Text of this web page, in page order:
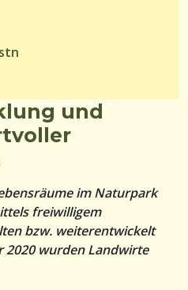
und
im Naturpark
freiwilligem
bzw. weiterentwickelt
2020 wurden Landwirte